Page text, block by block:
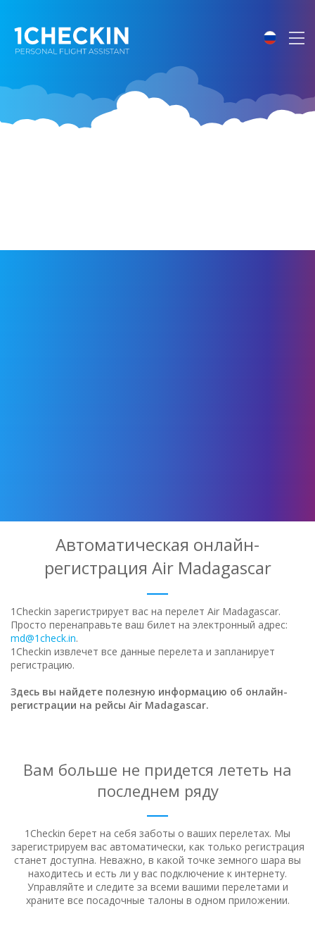
Автоматическая онлайн-
регистрация Air Madagascar
1Checkin зарегистрирует вас на перелет Air Madagascar.
Просто перенаправьте ваш билет на электронный адрес:
md@1check.in.
1Checkin извлечет все данные перелета и запланирует
регистрацию.
Здесь вы найдете полезную информацию об онлайн-
регистрации на рейсы Air Madagascar.
Вам больше не придется лететь на
последнем ряду
1Checkin берет на себя заботы о ваших перелетах. Мы
зарегистрируем вас автоматически, как только регистрация
станет доступна. Неважно, в какой точке земного шара вы
находитесь и есть ли у вас подключение к интернету.
Управляйте и следите за всеми вашими перелетами и
храните все посадочные талоны в одном приложении.